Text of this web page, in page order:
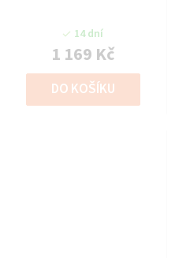
14 dní
1 169 Kč
DO KOŠÍKU